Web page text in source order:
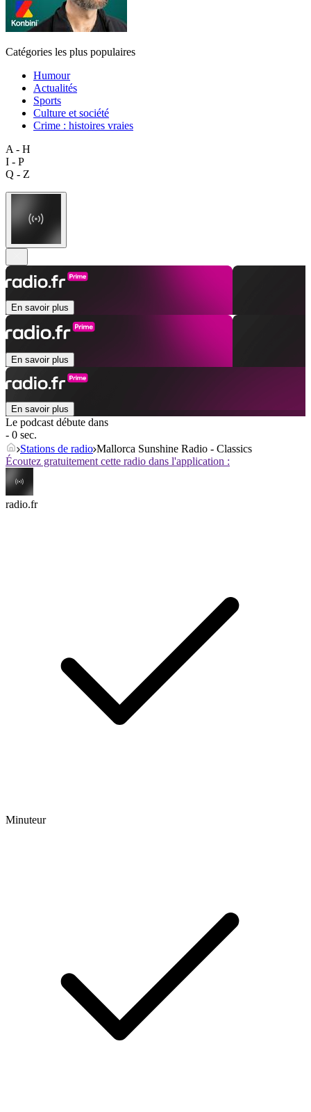
Catégories les plus populaires
Humour
Actualités
Sports
Culture et société
Crime : histoires vraies
A - H
I - P
Q - Z
En savoir plus
En savoir plus
En savoir plus
Le podcast débute dans
- 0 sec.
Stations de radio Mallorca Sunshine Radio - Classics
Écoutez gratuitement cette radio dans l'application :
radio.fr
Minuteur